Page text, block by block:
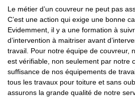
Le métier d’un couvreur ne peut pas
C’est une action qui exige une bonne
Evidemment, il y a une formation à
d’intervention à maitriser avant
travail. Pour notre équipe de couvreur,
est vérifiable, non seulement par notre
suffisance de nos équipements de
tous les travaux pour toiture et sans
assurons la grande qualité de notre